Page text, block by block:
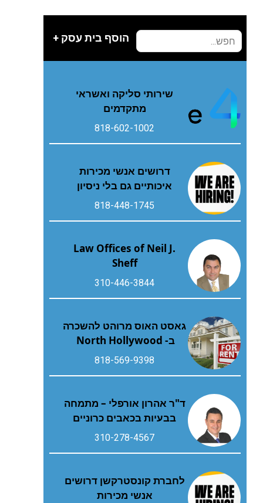
הוסף בית עסק +
שירותי סליקה ואשראי
מתקדמים
818-602-1002
דרושים אנשי מכירות
איכותיים גם בלי ניסיון
818-448-1745
Law Offices of Neil J.
Sheff
310-446-3844
גאסט האוס מרוהט להשכרה
ב- North Hollywood
818-569-9398
ד"ר אהרון אורפלי – מתמחה
בבעיות בכאבים כרוניים
310-278-4567
לחברת קונסטרקשן דרושים
אנשי מכירות